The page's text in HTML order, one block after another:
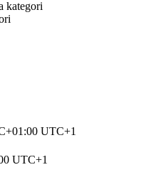
kategori
UTC+1
UTC+1